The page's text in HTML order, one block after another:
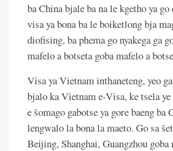
ba China bjale ba na le kgetho ya
visa ya bona ba le boiketlong bja
diofising, ba phema go nyakega ga
mafelo a botseta goba mafelo a
Visa ya Vietnam inthaneteng, yeo
bjalo ka Vietnam e-Visa, ke tsela ye
e šomago gabotse ya gore baeng ba
lengwalo la bona la maeto. Go sa
Beijing, Shanghai, Guangzhou goba